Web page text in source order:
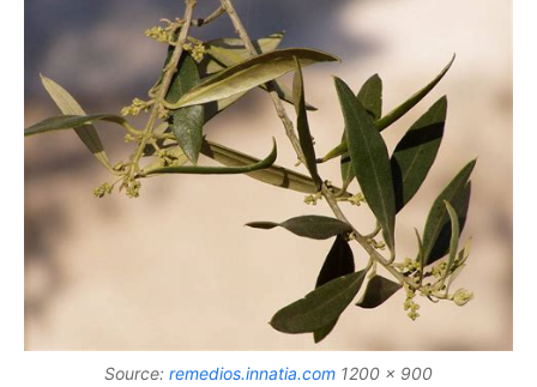
Source: remedios.innatia.com 1200 x 900